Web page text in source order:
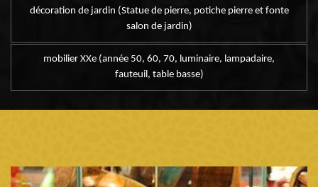
décoration de jardin (Statue de pierre, potiche pierre et fonte
salon de jardin)
mobilier XXe (année 50, 60, 70, luminaire, lampadaire,
fauteuil, table basse)